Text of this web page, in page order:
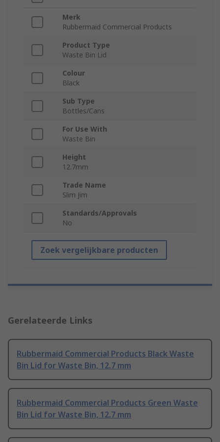
Merk
Rubbermaid Commercial Products
Product Type
Waste Bin Lid
Colour
Black
Sub Type
Bottles/Cans
For Use With
Waste Bin
Height
12.7mm
Trade Name
Slim Jim
Standards/Approvals
No
Zoek vergelijkbare producten
Gerelateerde Links
Rubbermaid Commercial Products Black Waste
Bin Lid for Waste Bin, 12.7 mm
Rubbermaid Commercial Products Green Waste
Bin Lid for Waste Bin, 12.7 mm